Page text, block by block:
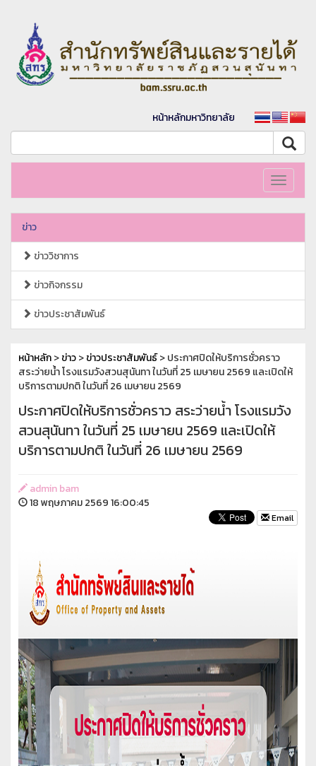
หน้าหลักมหาวิทยาลัย
Toggle
ข่าว
ข่าววิชาการ
ข่าวกิจกรรม
ข่าวประชาสัมพันธ์
หน้าหลัก>ข่าว>ข่าวประชาสัมพันธ์> ประกาศปิดให้บริการชั่วคราว
สระว่ายน้ำ โรงแรมวังสวนสุนันทา ในวันที่ 25 เมษายน 2569 และเปิดให้
บริการตามปกติ ในวันที่ 26 เมษายน 2569
ประกาศปิดให้บริการชั่วคราว สระว่ายน้ำ โรงแรมวัง
สวนสุนันทา ในวันที่ 25 เมษายน 2569 และเปิดให้
บริการตามปกติ ในวันที่ 26 เมษายน 2569
admin bam
18 พฤษภาคม 2569 16:00:45
Email